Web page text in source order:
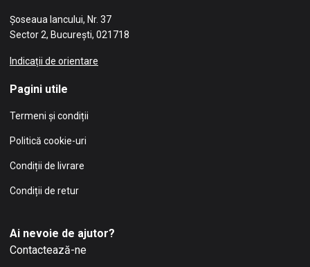
Șoseaua Iancului, Nr. 37
Sector 2, București, 021718
Indicații de orientare
Pagini utile
Termeni și condiții
Politică cookie-uri
Condiții de livrare
Condiții de retur
Ai nevoie de ajutor?
Contactează-ne